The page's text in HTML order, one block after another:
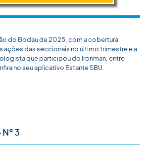
do Bodau de 2025, com a cobertura
ações das seccionais no último trimestre e a
que participou do Ironman, entre
no seu aplicativo Estante SBU.
N° 3